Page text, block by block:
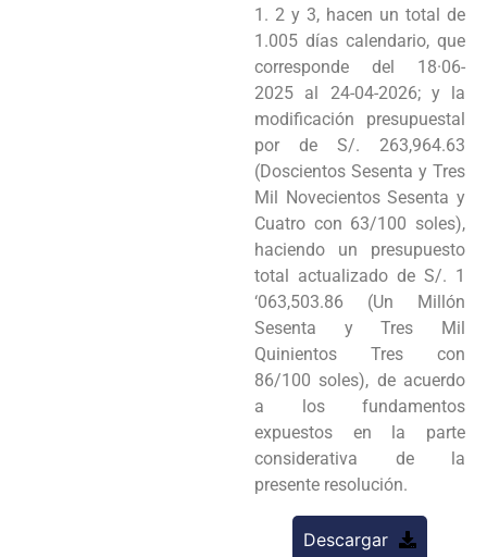
1. 2 y 3, hacen un total de
1.005 días calendario, que
corresponde del 18·06-
2025 al 24-04-2026; y la
modificación presupuestal
por de S/. 263,964.63
(Doscientos Sesenta y Tres
Mil Novecientos Sesenta y
Cuatro con 63/100 soles),
haciendo un presupuesto
total actualizado de S/. 1
‘063,503.86 (Un Millón
Sesenta y Tres Mil
Quinientos Tres con
86/100 soles), de acuerdo
a los fundamentos
expuestos en la parte
considerativa de la
presente resolución.
Descargar